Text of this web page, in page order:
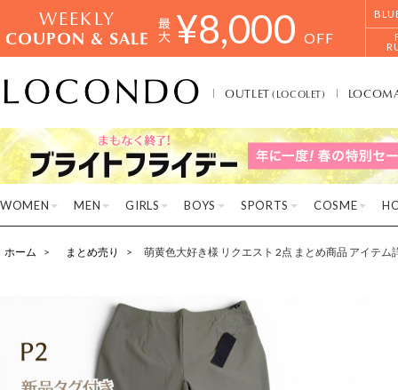
WEEKLY
COUPON & SALE ¥8,000 OFF
OUTLET(LOCOLET)
WOMEN MEN GIRLS BOYS SPORTS COSME
ホーム まとめ売り 萌黄色大好き様 リクエスト 2点 まとめ商品 アイテム